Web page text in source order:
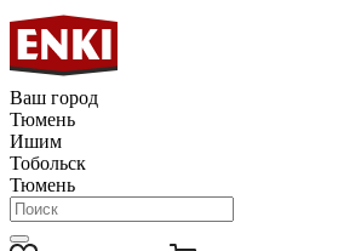
Ваш город
Тюмень
Ишим
Тобольск
Тюмень